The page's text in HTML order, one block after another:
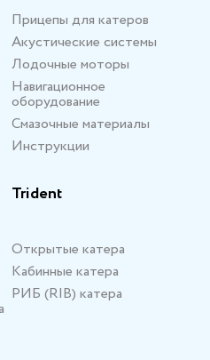
Прицепы для катеров
Акустические системы
Лодочные моторы
Навигационное
оборудование
Смазочные материалы
Инструкции
Trident
Открытые катера
Кабинные катера
РИБ (RIB) катера